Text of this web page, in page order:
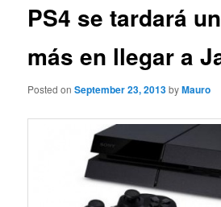
PS4 se tardará
más en llegar a
Posted onSeptember 23, 2013byMauro